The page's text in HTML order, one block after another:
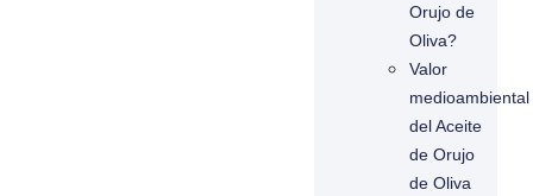
Orujo de
Oliva?
Valor
medioambiental
del Aceite
de Orujo
de Oliva